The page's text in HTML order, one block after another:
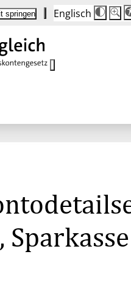
springen Englisch
Die
auf
100
100
Sparkasse